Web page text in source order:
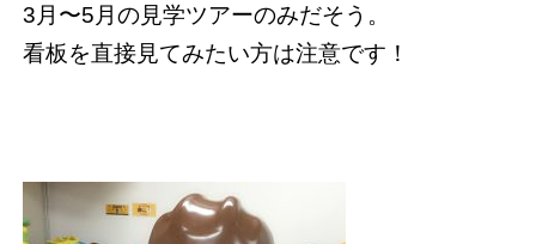
3月〜5月の見学ツアーのみだそう。
看板を直接見てみたい方は注意です！